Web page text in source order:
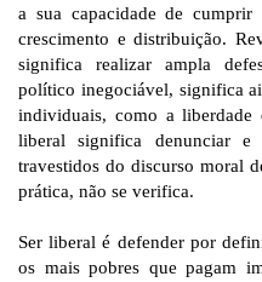
a sua capacidade de cumprir
crescimento e distribuição.
significa realizar ampla
político inegociável, significa
individuais, como a liberdade
liberal significa denunciar e
travestidos do discurso moral
prática, não se verifica.
Ser liberal é defender por
os mais pobres que pagam